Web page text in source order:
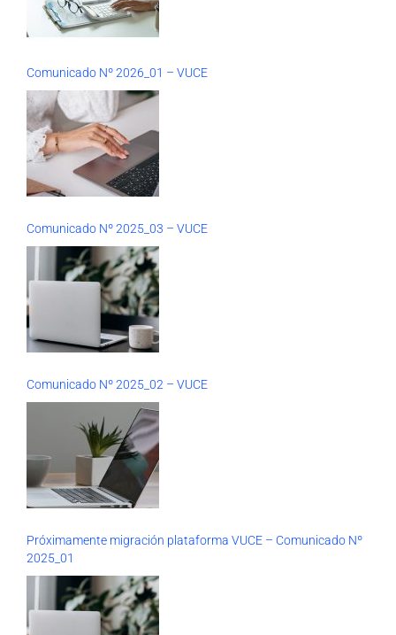
Comunicado Nº 2026_01 – VUCE
Comunicado Nº 2025_03 – VUCE
Comunicado Nº 2025_02 – VUCE
Próximamente migración plataforma VUCE – Comunicado Nº
2025_01